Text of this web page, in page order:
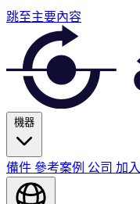
跳至主要內容
機器
備件 參考案例 公司 加